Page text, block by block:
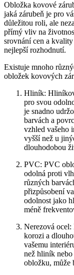
Obložka kovové
jaká zárubeň je pro
důležitou roli, ale
přímý vliv na
srovnání cen a
nejlepší rozhodnutí.
Existuje mnoho
obložek kovových
Hliník:
pro svou
je snadno
barvách a
vzhled vašeho
vyšší než u
dlouhodobou
PVC: PVC
odolná proti
různých
přizpůsobení
odolnost jako
méně
Nerezová
korozi a
vašemu
než hliník
obložku, může